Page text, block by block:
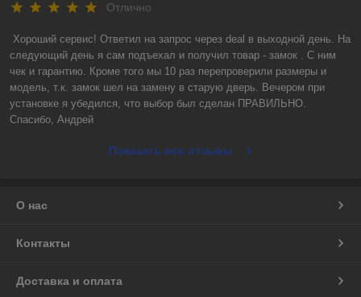
Отлично
Хороший сервис! Ответил на запрос через deal в выходной день. На
следующий день я сам подъехал и получил товар - замок . С ним
чек и гарантию. Кроме того мы 10 раз перепроверили размеры и
модель, т.к. замок шел на замену в старую дверь. Вечером при
установке я убедился, что выбор был сделан ПРАВИЛЬНО.
Спасибо, Андрей
Показать все отзывы
О нас
Контакты
Доставка и оплата